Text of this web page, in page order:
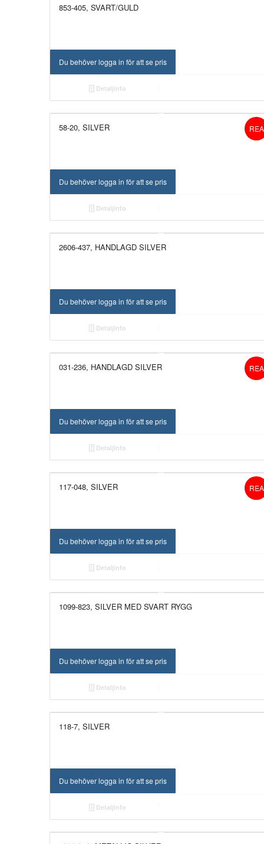
853-405, SVART/GULD
Du behöver logga in för att se pris
Detaljinfo
58-20, SILVER REA
Du behöver logga in för att se pris
Detaljinfo
2606-437, HANDLAGD SILVER
Du behöver logga in för att se pris
Detaljinfo
031-236, HANDLAGD SILVER REA
Du behöver logga in för att se pris
Detaljinfo
117-048, SILVER REA
Du behöver logga in för att se pris
Detaljinfo
1099-823, SILVER MED SVART RYGG
Du behöver logga in för att se pris
Detaljinfo
118-7, SILVER
Du behöver logga in för att se pris
Detaljinfo